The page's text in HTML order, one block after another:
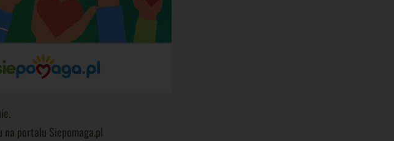
na portalu Siepomaga.pl